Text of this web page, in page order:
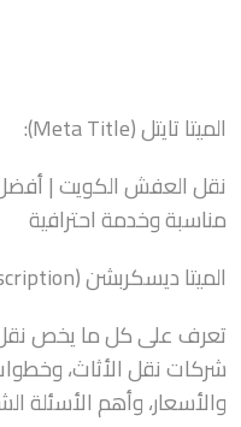
الميتا تايتل (Meta Title):
نقل العفش الكويت |
مناسبة وخدمة احترافية
الميتا ديسكربشن (Meta Description):
تعرف على كل ما يخص
شركات نقل الأثاث،
والأسعار، وأهم الأسئلة